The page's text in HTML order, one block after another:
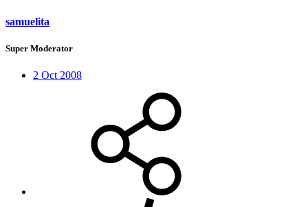
samuelita
Super Moderator
2 Oct 2008